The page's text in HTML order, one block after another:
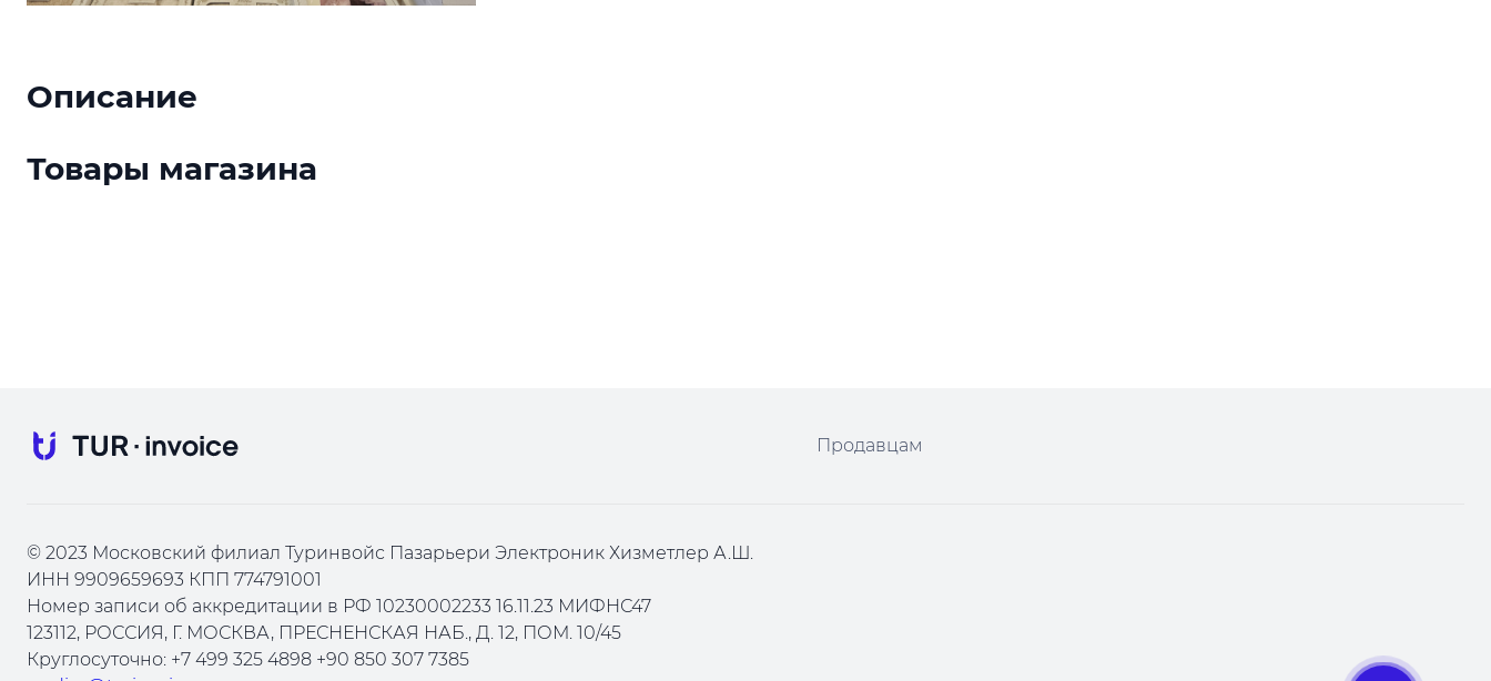
Описание
Товары магазина
Продавцам
© 2023 Московский филиал Туринвойс Пазарьери Электроник Хизметлер А.Ш.
ИНН 9909659693 КПП 774791001
Номер записи об аккредитации в РФ 10230002233 16.11.23 МИФНС47
123112, РОССИЯ, Г. МОСКВА, ПРЕСНЕНСКАЯ НАБ., Д. 12, ПОМ. 10/45
Круглосуточно: +7 499 325 4898 +90 850 307 7385